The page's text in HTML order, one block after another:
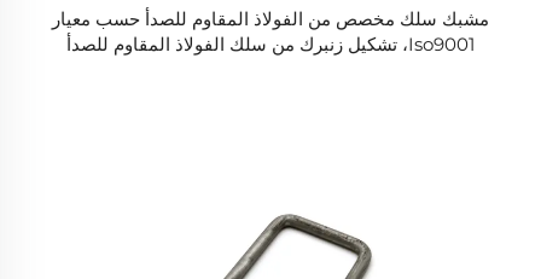
مشبك سلك مخصص من الفولاذ المقاوم للصدأ حسب معيار
Iso9001، تشكيل زنبرك من سلك الفولاذ المقاوم للصدأ